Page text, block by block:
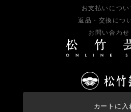
カートに入
お支払いについ
返品・交換につ
お問い合わせ